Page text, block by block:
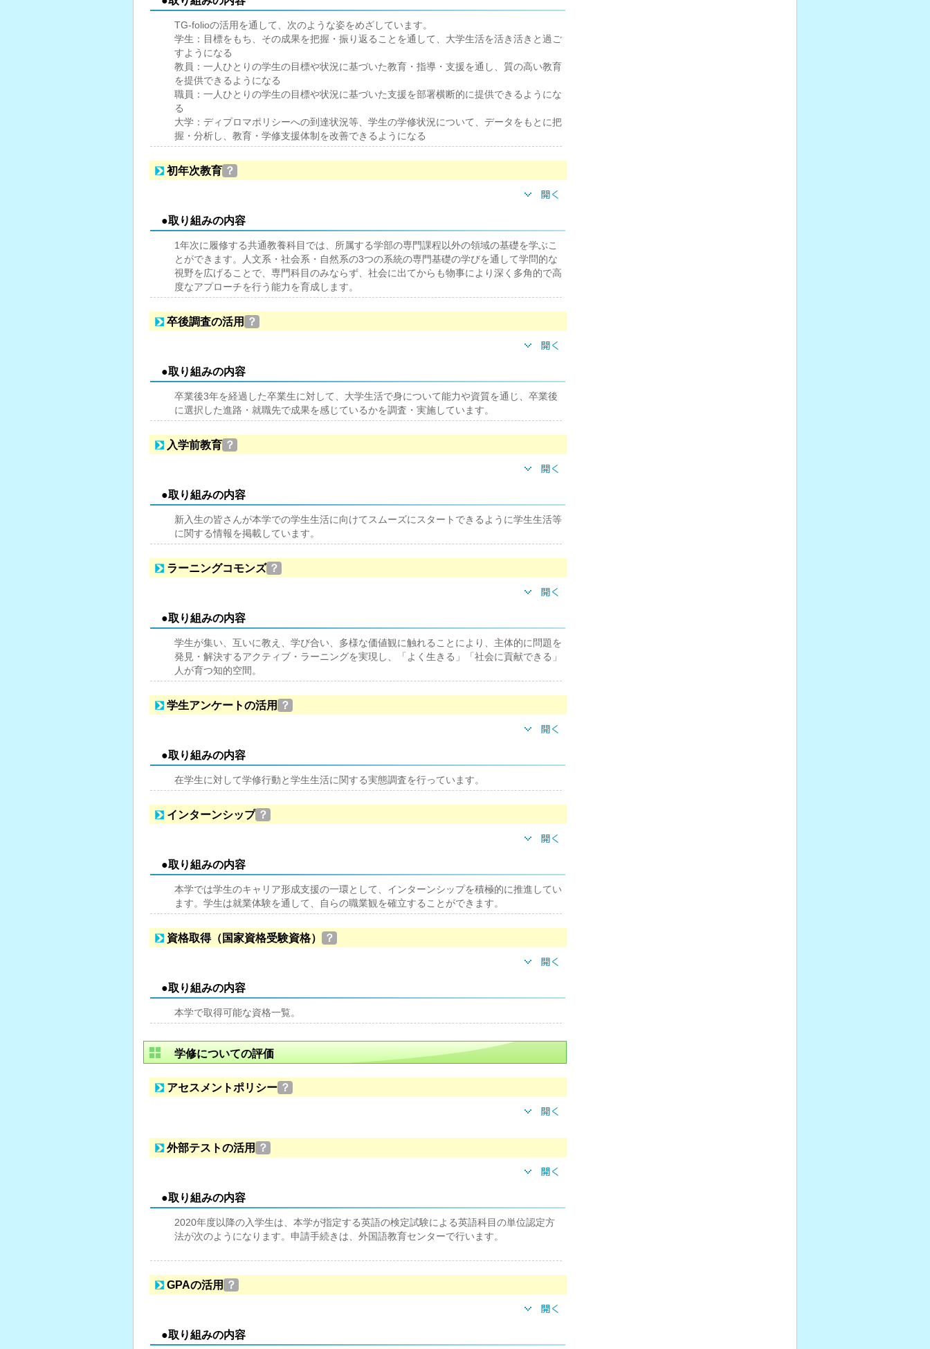
TG-folioの活用を通して、次のような姿をめざしています。
学生：目標をもち、その成果を把握・振り返ることを通して、大学生活を活き活きと過ご
すようになる
教員：一人ひとりの学生の目標や状況に基づいた教育・指導・支援を通し、質の高い教育
を提供できるようになる
職員：一人ひとりの学生の目標や状況に基づいた支援を部署横断的に提供できるようにな
る
大学：ディプロマポリシーへの到達状況等、学生の学修状況について、データをもとに把
握・分析し、教育・学修支援体制を改善できるようになる
初年次教育 ？
●取り組みの内容
1年次に履修する共通教養科目では、所属する学部の専門課程以外の領域の基礎を学ぶこ
とができます。人文系・社会系・自然系の3つの系統の専門基礎の学びを通して学問的な
視野を広げることで、専門科目のみならず、社会に出てからも物事により深く多角的で高
度なアプローチを行う能力を育成します。
卒後調査の活用 ？
●取り組みの内容
卒業後3年を経過した卒業生に対して、大学生活で身について能力や資質を通じ、卒業後
に選択した進路・就職先で成果を感じているかを調査・実施しています。
入学前教育 ？
●取り組みの内容
新入生の皆さんが本学での学生生活に向けてスムーズにスタートできるように学生生活等
に関する情報を掲載しています。
ラーニングコモンズ ？
●取り組みの内容
学生が集い、互いに教え、学び合い、多様な価値観に触れることにより、主体的に問題を
発見・解決するアクティブ・ラーニングを実現し、「よく生きる」「社会に貢献できる」
人が育つ知的空間。
学生アンケートの活用 ？
●取り組みの内容
在学生に対して学修行動と学生生活に関する実態調査を行っています。
インターンシップ ？
●取り組みの内容
本学では学生のキャリア形成支援の一環として、インターンシップを積極的に推進してい
ます。学生は就業体験を通して、自らの職業観を確立することができます。
資格取得（国家資格受験資格） ？
●取り組みの内容
本学で取得可能な資格一覧。
学修についての評価
アセスメントポリシー ？
外部テストの活用 ？
●取り組みの内容
2020年度以降の入学生は、本学が指定する英語の検定試験による英語科目の単位認定方
法が次のようになります。申請手続きは、外国語教育センターで行います。
GPAの活用 ？
●取り組みの内容